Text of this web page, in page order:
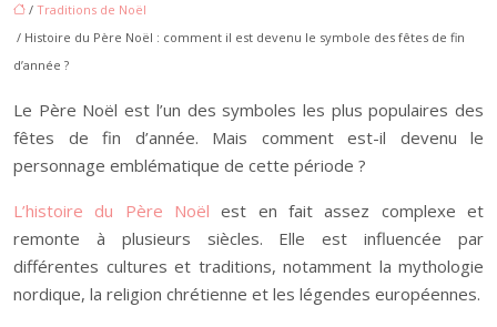
/ Traditions de Noël
/ Histoire du Père Noël : comment il est devenu le symbole des fêtes de fin
d’année ?
Le Père Noël est l’un des symboles les plus populaires des
fêtes de fin d’année. Mais comment est-il devenu le
personnage emblématique de cette période ?
L’histoire du Père Noël est en fait assez complexe et
remonte à plusieurs siècles. Elle est influencée par
différentes cultures et traditions, notamment la mythologie
nordique, la religion chrétienne et les légendes européennes.